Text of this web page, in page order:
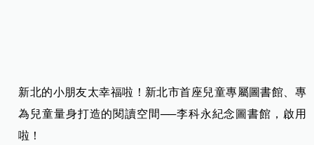
新北的小朋友太幸福啦！新北市首座兒童專屬圖書館、專
為兒童量身打造的閱讀空間──李科永紀念圖書館，啟用
啦！